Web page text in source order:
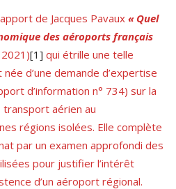
de Jacques Pavaux « Quel
des aéroports français
[1] qui étrille une telle
d’une demande d’expertise
d’information n° 734) sur la
aérien au
régions isolées. Elle complète
par un examen approfondi des
pour justifier l’intérêt
d’un aéroport régional.